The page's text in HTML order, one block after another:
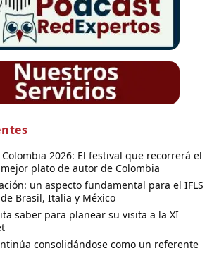
2026: El festival que recorrerá el
plato de autor de Colombia
un aspecto fundamental para el IFLS
Brasil, Italia y México
saber para planear su visita a la XI
consolidándose como un referente